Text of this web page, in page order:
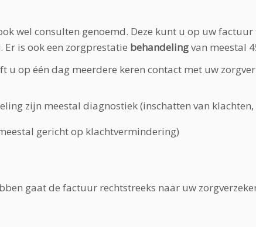
wel consulten genoemd. Deze kunt u op uw
is ook een zorgprestatie behandelingvan meestal
u op één dag meerdere keren contact met uw
zijn meestal diagnostiek (inschatten van
gericht op klachtvermindering)
gaat de factuur rechtstreeks naar uw